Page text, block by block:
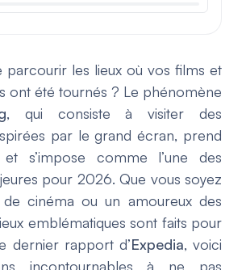
parcourir les lieux où vos films et
ont été tournés ? Le phénomène
, qui consiste à visiter des
par le grand écran, prend
et s’impose comme l’une des
pour 2026. Que vous soyez
cinéma ou un amoureux des
emblématiques sont faits pour
dernier rapport d’Expedia, voici
incontournables à ne pas